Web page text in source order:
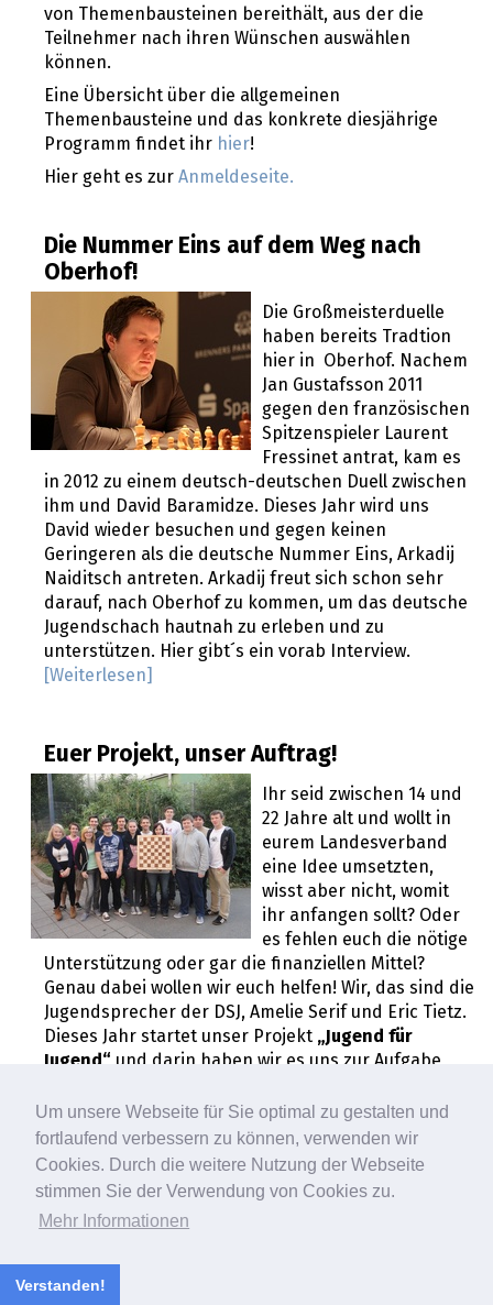
Um unsere Webseite für Sie optimal zu gestalten und
fortlaufend verbessern zu können, verwenden wir
Cookies. Durch die weitere Nutzung der Webseite
stimmen Sie der Verwendung von Cookies zu.
Mehr Informationen
Verstanden!
von Themenbausteinen bereithält, aus der die
Teilnehmer nach ihren Wünschen auswählen
können.
Eine Übersicht über die allgemeinen
Themenbausteine und das konkrete diesjährige
Programm findet ihr hier!
Hier geht es zur Anmeldeseite.
Die Nummer Eins auf dem Weg nach
Oberhof!
Die Großmeisterduelle
haben bereits Tradtion
hier in Oberhof. Nachem
Jan Gustafsson 2011
gegen den französischen
Spitzenspieler Laurent
Fressinet antrat, kam es
in 2012 zu einem deutsch-deutschen Duell zwischen
ihm und David Baramidze. Dieses Jahr wird uns
David wieder besuchen und gegen keinen
Geringeren als die deutsche Nummer Eins, Arkadij
Naiditsch antreten. Arkadij freut sich schon sehr
darauf, nach Oberhof zu kommen, um das deutsche
Jugendschach hautnah zu erleben und zu
unterstützen. Hier gibt´s ein vorab Interview.
[Weiterlesen]
Euer Projekt, unser Auftrag!
Ihr seid zwischen 14 und
22 Jahre alt und wollt in
eurem Landesverband
eine Idee umsetzten,
wisst aber nicht, womit
ihr anfangen sollt? Oder
es fehlen euch die nötige
Unterstützung oder gar die finanziellen Mittel?
Genau dabei wollen wir euch helfen! Wir, das sind die
Jugendsprecher der DSJ, Amelie Serif und Eric Tietz.
Dieses Jahr startet unser Projekt „Jugend für
Jugend“ und darin haben wir es uns zur Aufgabe
Durchführung zu begleiten und euch dabei alle
Hindernisse aus dem Weg zu räumen.[Weiterlesen]
Die Sieger des Fotowettbewerbs stehen
Sieger vorgestellt und die Platzierungen gibt es